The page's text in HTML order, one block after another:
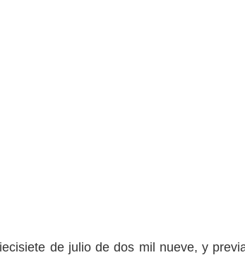
de julio de dos mil nueve, y